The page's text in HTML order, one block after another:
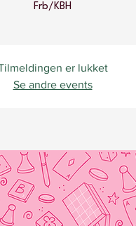
Frb/KBH
er lukket
Se andre events